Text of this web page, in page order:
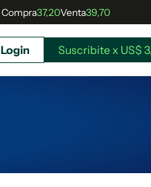
Compra37,20Venta39,70
Login Suscribite x US$